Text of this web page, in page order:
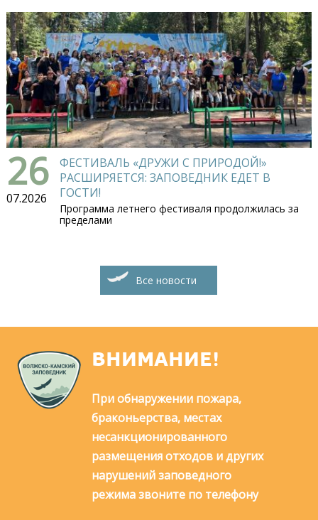
26
07.2026
ФЕСТИВАЛЬ «ДРУЖИ С ПРИРОДОЙ!»
РАСШИРЯЕТСЯ: ЗАПОВЕДНИК ЕДЕТ В
ГОСТИ!
Программа летнего фестиваля продолжилась за
пределами
Все новости
ВНИМАНИЕ!
При обнаружении пожара,
браконьерства, местах
несанкционированного
размещения отходов и других
нарушений заповедного
режима звоните по телефону